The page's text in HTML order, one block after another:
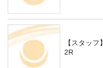
【スタッ
2R